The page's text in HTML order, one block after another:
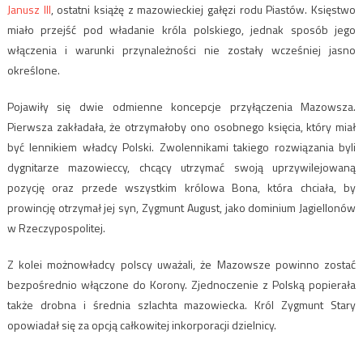
Janusz III, ostatni książę z mazowieckiej gałęzi rodu Piastów. Księstwo
miało przejść pod władanie króla polskiego, jednak sposób jego
włączenia i warunki przynależności nie zostały wcześniej jasno
określone.
Pojawiły się dwie odmienne koncepcje przyłączenia Mazowsza.
Pierwsza zakładała, że otrzymałoby ono osobnego księcia, który miał
być lennikiem władcy Polski. Zwolennikami takiego rozwiązania byli
dygnitarze mazowieccy, chcący utrzymać swoją uprzywilejowaną
pozycję oraz przede wszystkim królowa Bona, która chciała, by
prowincję otrzymał jej syn, Zygmunt August, jako dominium Jagiellonów
w Rzeczypospolitej.
Z kolei możnowładcy polscy uważali, że Mazowsze powinno zostać
bezpośrednio włączone do Korony. Zjednoczenie z Polską popierała
także drobna i średnia szlachta mazowiecka. Król Zygmunt Stary
opowiadał się za opcją całkowitej inkorporacji dzielnicy.